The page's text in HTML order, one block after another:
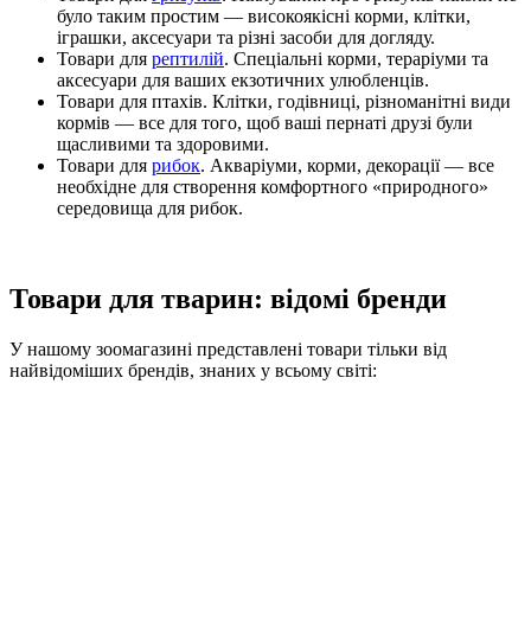
було таким простим — високоякісні корми, клітки,
іграшки, аксесуари та різні засоби для догляду.
Товари для рептилій. Спеціальні корми, тераріуми та
аксесуари для ваших екзотичних улюбленців.
Товари для птахів. Клітки, годівниці, різноманітні види
кормів — все для того, щоб ваші пернаті друзі були
щасливими та здоровими.
Товари для рибок. Акваріуми, корми, декорації — все
необхідне для створення комфортного «природного»
середовища для рибок.
Товари для тварин: відомі бренди
У нашому зоомагазині представлені товари тільки від
найвідоміших брендів, знаних у всьому світі: